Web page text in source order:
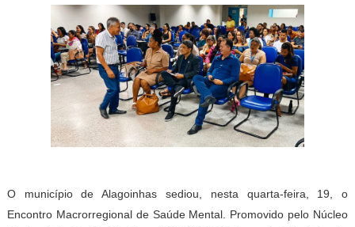
O município de Alagoinhas sediou, nesta quarta-feira, 19, o
Encontro Macrorregional de Saúde Mental. Promovido pelo Núcleo